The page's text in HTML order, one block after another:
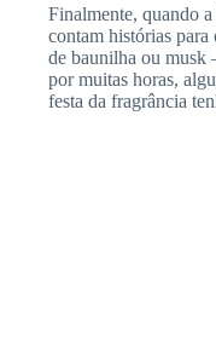
Finalmente, quando
contam histórias
de baunilha ou musk
por muitas horas,
festa da fragrância